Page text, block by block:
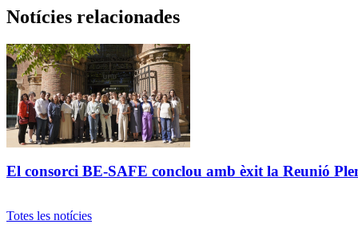
Notícies relacionades
El consorci BE-SAFE conclou amb èxit la Reunió
Totes les notícies